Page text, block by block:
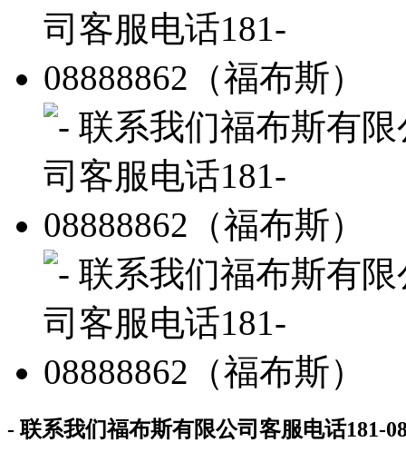
- 联系我们福布斯有限公司客服电话181-